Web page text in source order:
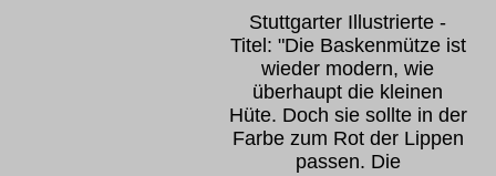
Stuttgarter Illustrierte -
Titel: "Die Baskenmütze ist
wieder modern, wie
überhaupt die kleinen
Hüte. Doch sie sollte in der
Farbe zum Rot der Lippen
passen. Die